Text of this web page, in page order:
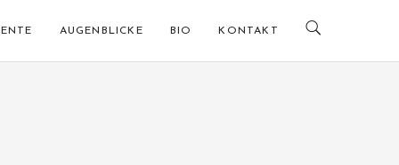
AUGENBLICKE BIO KONTAKT